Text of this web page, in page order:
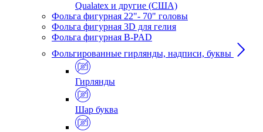
Qualatex и другие (США)
Фольга фигурная 22"- 70" головы
Фольга фигурная 3D для гелия
Фольга фигурная B-PAD
Фольгированные гирлянды, надписи, буквы
Гирлянды
Шар буква